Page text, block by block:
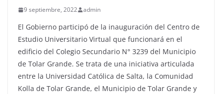
9 septiembre, 2022 admin
El Gobierno participó de la inauguración del Centro de
Estudio Universitario Virtual que funcionará en el
edificio del Colegio Secundario N° 3239 del Municipio
de Tolar Grande. Se trata de una iniciativa articulada
entre la Universidad Católica de Salta, la Comunidad
Kolla de Tolar Grande, el Municipio de Tolar Grande y